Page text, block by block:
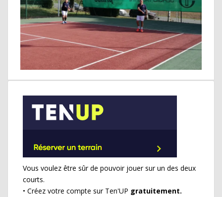
Vous voulez être sûr de pouvoir jouer sur un des deux
courts.
• Créez votre compte sur Ten'UP gratuitement.